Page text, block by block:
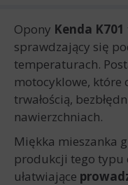
Opony Kenda K701
sprawdzający się
temperaturach.
motocyklowe, które
trwałością,
nawierzchniach.
Miękka mieszanka
produkcji tego typu
ułatwiające